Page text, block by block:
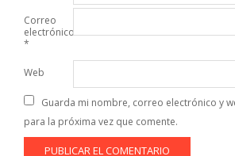
Correo
electrónico
*
Web
Guarda mi nombre, correo electrónico y
para la próxima vez que comente.